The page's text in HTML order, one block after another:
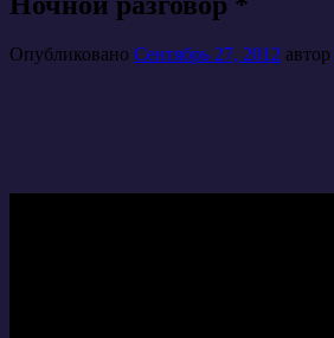
Опубликовано Сентябрь 27, 2012 автор